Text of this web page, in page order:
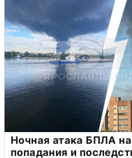
Ночная атака БПЛА
попадания и